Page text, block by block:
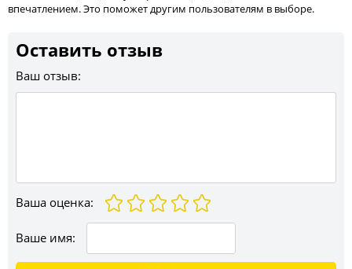
впечатлением. Это поможет другим пользователям в выборе.
Оставить отзыв
Ваш отзыв:
Ваша оценка:
Ваше имя: